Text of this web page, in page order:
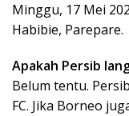
Minggu, 17 Mei
Habibie, Parepare.
Apakah Persib
Belum tentu.
FC. Jika Borneo